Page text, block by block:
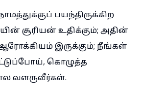
பயந்திருக்கிற
சூரியன் உதிக்கும்; அதின்
இருக்கும்; நீங்கள்
கொழுத்த
வளருவீர்கள்.